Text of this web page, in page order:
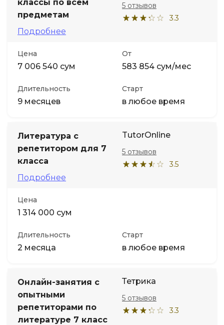
классы по всем
предметам
Подробнее
3.3
5 отзывов
Цена
7 006 540 сум
От
583 854 сум/мес
Длительность
9 месяцев
Старт
в любое время
Литература с
репетитором для 7
класса
Подробнее
TutorOnline
3.5
5 отзывов
Цена
1 314 000 сум
Длительность
2 месяца
Старт
в любое время
Онлайн-занятия с
опытными
репетиторами по
литературе 7 класс
Тетрика
3.3
5 отзывов